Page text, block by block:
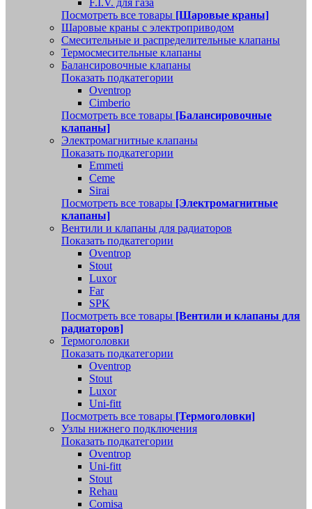
F.I.V. для газа
Посмотреть все товары [Шаровые краны]
Шаровые краны с электроприводом
Смесительные и распределительные клапаны
Термосмесительные клапаны
Балансировочные клапаны
Показать подкатегории
Oventrop
Cimberio
Посмотреть все товары [Балансировочные
клапаны]
Электромагнитные клапаны
Показать подкатегории
Emmeti
Ceme
Sirai
Посмотреть все товары [Электромагнитные
клапаны]
Вентили и клапаны для радиаторов
Показать подкатегории
Oventrop
Stout
Luxor
Far
SPK
Посмотреть все товары [Вентили и клапаны для
радиаторов]
Термоголовки
Показать подкатегории
Oventrop
Stout
Luxor
Uni-fitt
Посмотреть все товары [Термоголовки]
Узлы нижнего подключения
Показать подкатегории
Oventrop
Uni-fitt
Stout
Rehau
Comisa